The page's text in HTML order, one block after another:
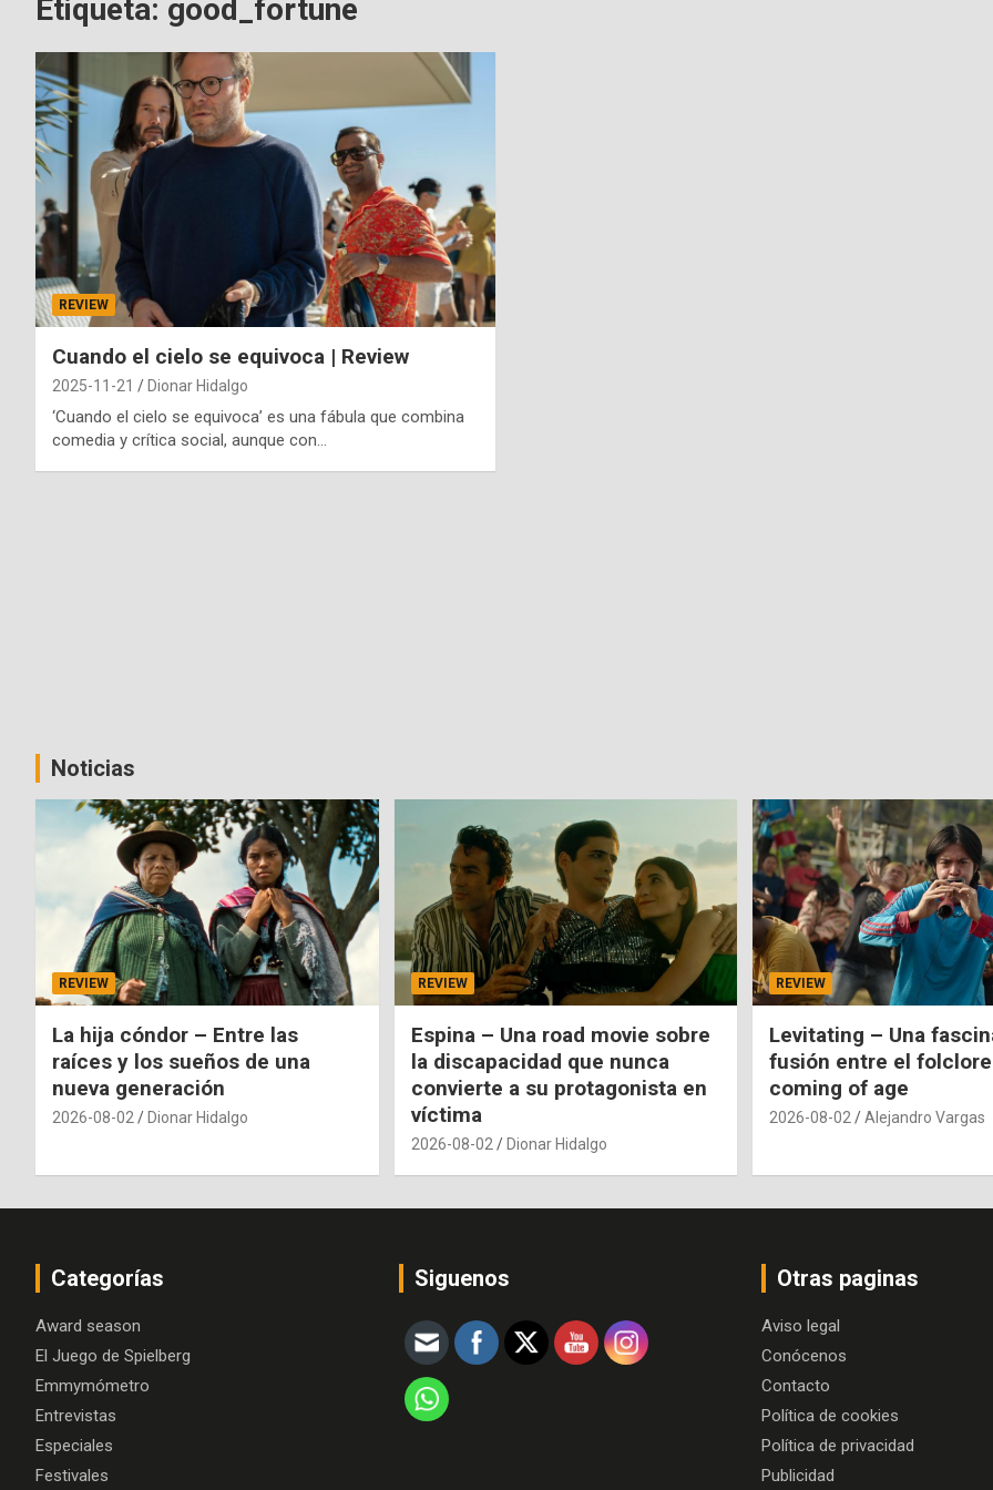
Etiqueta: good_fortune
REVIEW
Cuando el cielo se equivoca | Review
2025-11-21 Dionar Hidalgo
‘Cuando el cielo se equivoca’ es una fábula que combina
comedia y crítica social, aunque con…
Noticias
REVIEW
La hija cóndor – Entre las
raíces y los sueños de una
nueva generación
2026-08-02 Dionar Hidalgo
REVIEW
Espina – Una road movie sobre
la discapacidad que nunca
convierte a su protagonista en
víctima
2026-08-02 Dionar Hidalgo
REVIEW
Levitating – Una
fusión entre el
coming of age
2026-08-02 Alejandro Vargas
Categorías
Award season
El Juego de Spielberg
Emmymómetro
Entrevistas
Especiales
Festivales
Siguenos Otras paginas
Aviso legal
Conócenos
Contacto
Política de cookies
Política de privacidad
Publicidad